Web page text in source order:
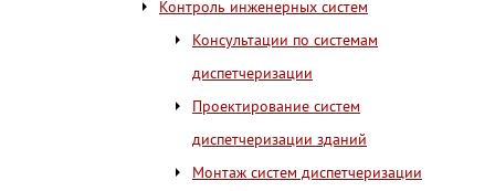
Контроль инженерных систем
Консультации по системам
диспетчеризации
Проектирование систем
диспетчеризации зданий
Монтаж систем диспетчеризации